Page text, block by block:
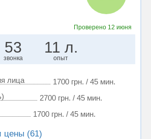
Проверено 12 июня
53
звонка
11 л.
опыт
лица
1700 грн. / 45 мин.
2700 грн. / 45 мин.
1700 грн. / 45 мин.
цены (61)